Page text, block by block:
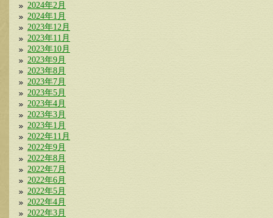
2024年2月
2024年1月
2023年12月
2023年11月
2023年10月
2023年9月
2023年8月
2023年7月
2023年5月
2023年4月
2023年3月
2023年1月
2022年11月
2022年9月
2022年8月
2022年7月
2022年6月
2022年5月
2022年4月
2022年3月